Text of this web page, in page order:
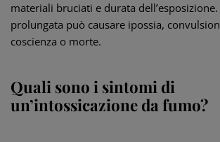
materiali bruciati e durata dell’esposizione.
prolungata può causare ipossia,
coscienza o morte.
Quali sono i sintomi di
un’intossicazione da fumo?